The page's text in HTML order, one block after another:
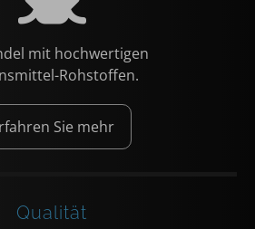
mit hochwertigen
Rohstoffen.
Sie mehr
Qualität